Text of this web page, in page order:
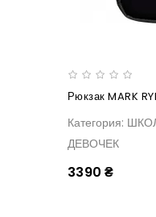
Категория:
ДЕВОЧЕК
3390 ₴